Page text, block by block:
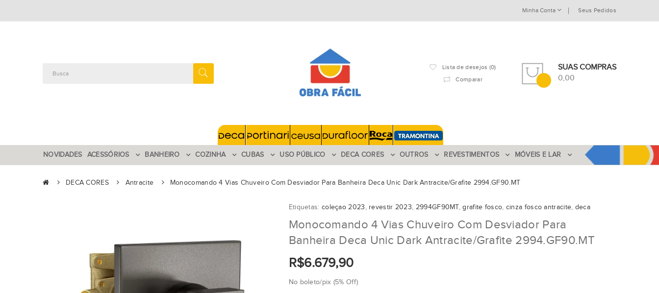
Minha Conta Seus Pedidos
Lista de desejos (0)
Comparar
SUAS COMPRAS
0,00
NOVIDADES ACESSÓRIOS BANHEIRO COZINHA CUBAS USO PÚBLICO DECA CORES OUTROS REVESTIMENTOS MÓVEIS E LAR
DECA CORES Antracite Monocomando 4 Vias Chuveiro Com Desviador Para Banheira Deca Unic Dark Antracite/Grafite 2994.GF90.MT
Etiquetas: coleçao 2023, revestir 2023, 2994GF90MT,grafite fosco, cinza fosco antracite, deca
Monocomando 4 Vias Chuveiro Com Desviador Para
Banheira Deca Unic Dark Antracite/Grafite 2994.GF90.MT
R$6.679,90
No boleto/pix (5% Off)